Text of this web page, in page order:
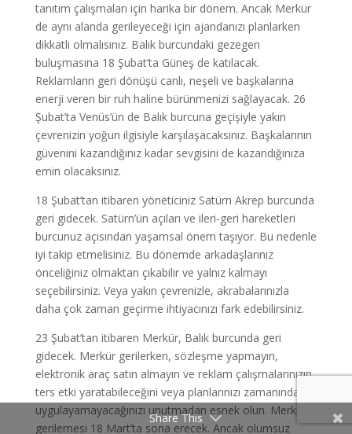
tanıtım çalışmaları için harika bir dönem. Ancak Merkür
de aynı alanda gerileyeceği için ajandanızı planlarken
dikkatli olmalısınız. Balık burcundaki gezegen
buluşmasına 18 Şubat’ta Güneş de katılacak.
Reklamların geri dönüşü canlı, neşeli ve başkalarına
enerji veren bir ruh haline bürünmenizi sağlayacak. 26
Şubat’ta Venüs’ün de Balık burcuna geçişiyle yakın
çevrenizin yoğun ilgisiyle karşılaşacaksınız. Başkalarının
güvenini kazandığınız kadar sevgisini de kazandığınıza
emin olacaksınız.
18 Şubat’tan itibaren yöneticiniz Satürn Akrep burcunda
geri gidecek. Satürn’ün açıları ve ileri-geri hareketleri
burcunuz açısından yaşamsal önem taşıyor. Bu nedenle
iyi takip etmelisiniz. Bu dönemde arkadaşlarınız
önceliğiniz olmaktan çıkabilir ve yalnız kalmayı
seçebilirsiniz. Veya yakın çevrenizle, akrabalarınızla
daha çok zaman geçirme ihtiyacınızı fark edebilirsiniz.
23 Şubat’tan itibaren Merkür, Balık burcunda geri
gidecek. Merkür gerilerken, sözleşme yapmayın,
elektronik araç satın almayın ve reklam çalışmalarınızın
ters etki yaratabileceğini veya planlarınızı zamanında
uygulayamayacağınızı unutmadan esnek olun. Merkür
gerilemesi 18 Mart’ta sona erecek. Ancak olumsuz
Share This